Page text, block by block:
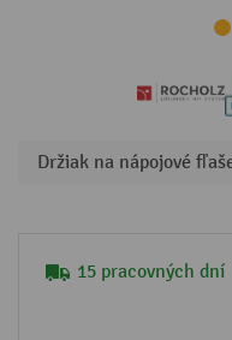
15 pracovných dní